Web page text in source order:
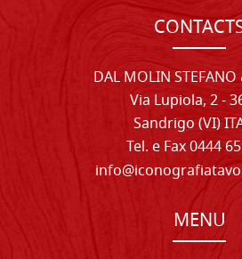
DAL MOLIN STEFANO
Via Lupiola, 2 -
Sandrigo (VI)
Tel. e Fax 0444
MENU